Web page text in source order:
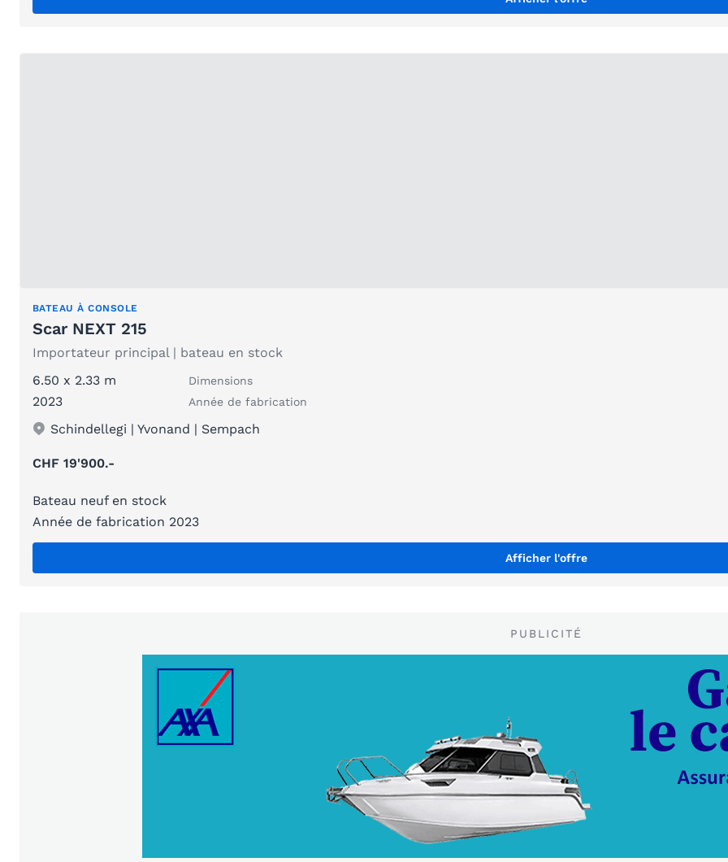
BATEAU À CONSOLE
Scar NEXT 215
Importateur principal | bateau en stock
6.50 x 2.33 m
Dimensions
2023 Année de fabrication
Schindellegi | Yvonand | Sempach
CHF 19'900.-
Bateau neuf en stock
Année de fabrication 2023
Afficher l'offre
PUBLICITÉ